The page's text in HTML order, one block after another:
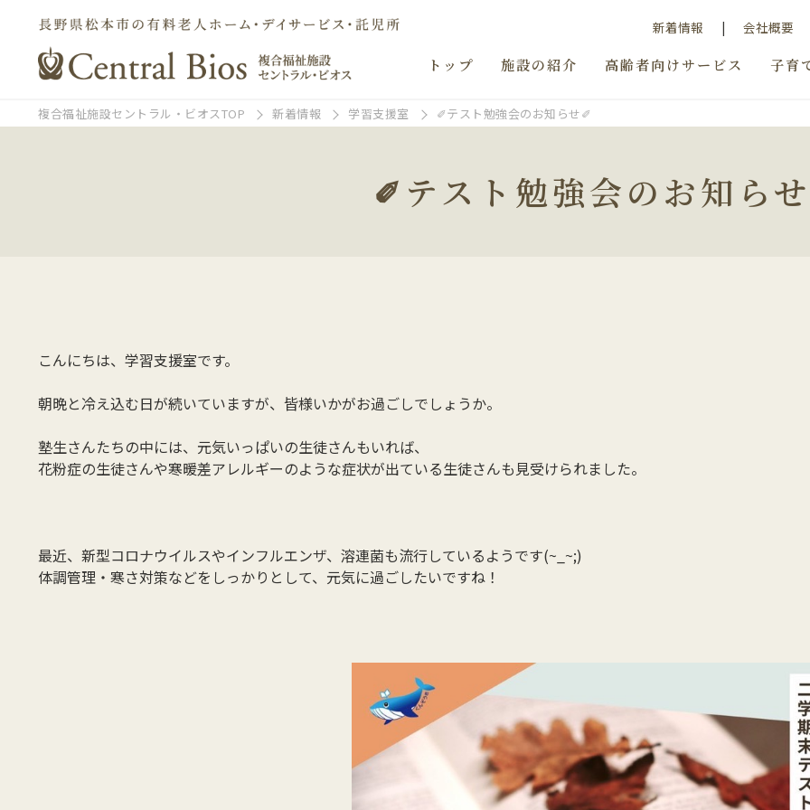
新着情報 会社概要
トップ 施設の紹介 高齢者向けサービス 子育
複合福祉施設セントラル・ビオスTOP 新着情報 学習支援室 ✐テスト勉強会のお知らせ✐
✐テスト勉強会のお知ら
こんにちは、学習支援室です。
朝晩と冷え込む日が続いていますが、皆様いかがお過ごしでしょうか。
塾生さんたちの中には、元気いっぱいの生徒さんもいれば、
花粉症の生徒さんや寒暖差アレルギーのような症状が出ている生徒さんも見受けられました。
最近、新型コロナウイルスやインフルエンザ、溶連菌も流行しているようです(~_~;)
体調管理・寒さ対策などをしっかりとして、元気に過ごしたいですね！